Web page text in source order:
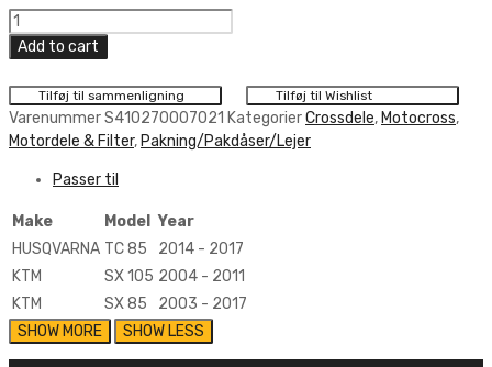
Pakning
For
Krumtaphus
Athena
quantity
Add to cart
Tilføj til sammenligning Tilføj til Wishlist
VarenummerS410270007021 KategorierCrossdele, Motocross,
Motordele & Filter, Pakning/Pakdåser/Lejer
Passer til
Make Model
Year
HUSQVARNA TC 85
2014 - 2017
KTM
SX 105 2004 - 2011
KTM
SX 85 2003 - 2017